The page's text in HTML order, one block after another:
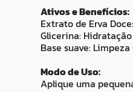
Ativos e Benefícios:
Extrato de Erva
Glicerina:
Base suave:
Modo de Uso:
Aplique uma